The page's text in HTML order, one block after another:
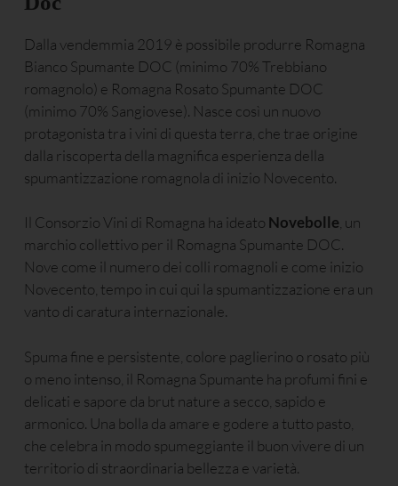
Dalla vendemmia 2019 è possibile produrre Romagna
Bianco Spumante DOC (minimo 70% Trebbiano
romagnolo) e Romagna Rosato Spumante DOC
(minimo 70% Sangiovese). Nasce così un nuovo
protagonista tra i vini di questa terra, che trae origine
dalla riscoperta della magnifica esperienza della
spumantizzazione romagnola di inizio Novecento.
Il Consorzio Vini di Romagna ha ideato Novebolle , un
marchio collettivo per il Romagna Spumante DOC.
Nove come il numero dei colli romagnoli e come inizio
Novecento, tempo in cui qui la spumantizzazione era un
vanto di caratura internazionale.
Spuma fine e persistente, colore paglierino o rosato più
o meno intenso, il Romagna Spumante ha profumi fini e
delicati e sapore da brut nature a secco, sapido e
armonico. Una bolla da amare e godere a tutto pasto,
che celebra in modo spumeggiante il buon vivere di un
territorio di straordinaria bellezza e varietà.